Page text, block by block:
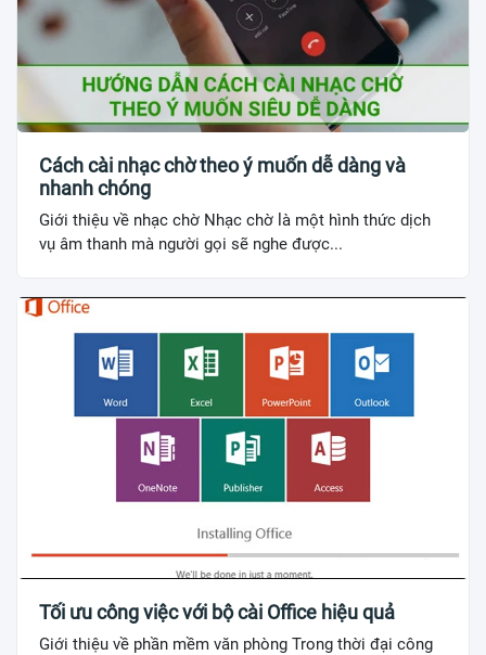
Cách cài nhạc chờ theo ý muốn dễ dàng và
nhanh chóng
Giới thiệu về nhạc chờ Nhạc chờ là một hình thức dịch
vụ âm thanh mà người gọi sẽ nghe được...
Tối ưu công việc với bộ cài Office hiệu quả
Giới thiệu về phần mềm văn phòng Trong thời đại công